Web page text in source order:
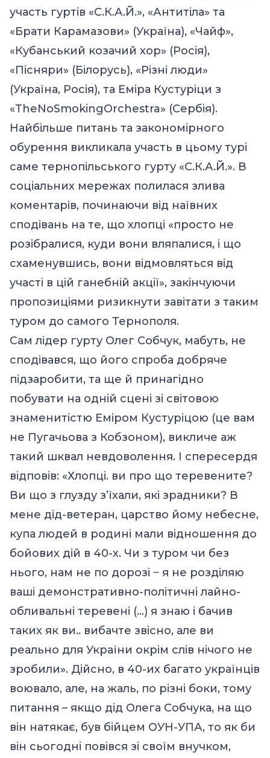
участь гуртів «С.К.А.Й.», «Антитіла» та
«Брати Карамазови» (Україна), «Чайф»,
«Кубанський козачий хор» (Росія),
«Пісняри» (Білорусь), «Різні люди»
(Україна, Росія), та Еміра Кустуріци з
«TheNoSmokingOrchestra» (Сербія).
Найбільше питань та закономірного
обурення викликала участь в цьому турі
саме тернопільського гурту «С.К.А.Й.». В
соціальних мережах полилася злива
коментарів, починаючи від наївних
сподівань на те, що хлопці «просто не
розібралися, куди вони вляпалися, і що
схаменувшись, вони відмовляться від
участі в цій ганебній акції», закінчуючи
пропозиціями ризикнути завітати з таким
туром до самого Тернополя.
Сам лідер гурту Олег Собчук, мабуть, не
сподівався, що його спроба добряче
підзаробити, та ще й принагідно
побувати на одній сцені зі світовою
знаменитістю Еміром Кустуріцою (це вам
не Пугачьова з Кобзоном), викличе аж
такий шквал невдоволення. І спересердя
відповів: «Хлопці. ви про що теревените?
Ви що з глузду з’їхали, які зрадники? В
мене дід-ветеран, царство йому небесне,
купа людей в родині мали відношення до
бойових дій в 40-х. Чи з туром чи без
нього, нам не по дорозі ‒ я не розділяю
ваші демонстративно-політичні лайно-
обливальні теревені (…) я знаю і бачив
таких як ви.. вибачте звісно, але ви
реально для України окрім слів нічого не
зробили». Дійсно, в 40-их багато українців
воювало, але, на жаль, по різні боки, тому
питання – якщо дід Олега Собчука, на що
він натякає, був бійцем ОУН-УПА, то як би
він сьогодні повівся зі своїм внучком,